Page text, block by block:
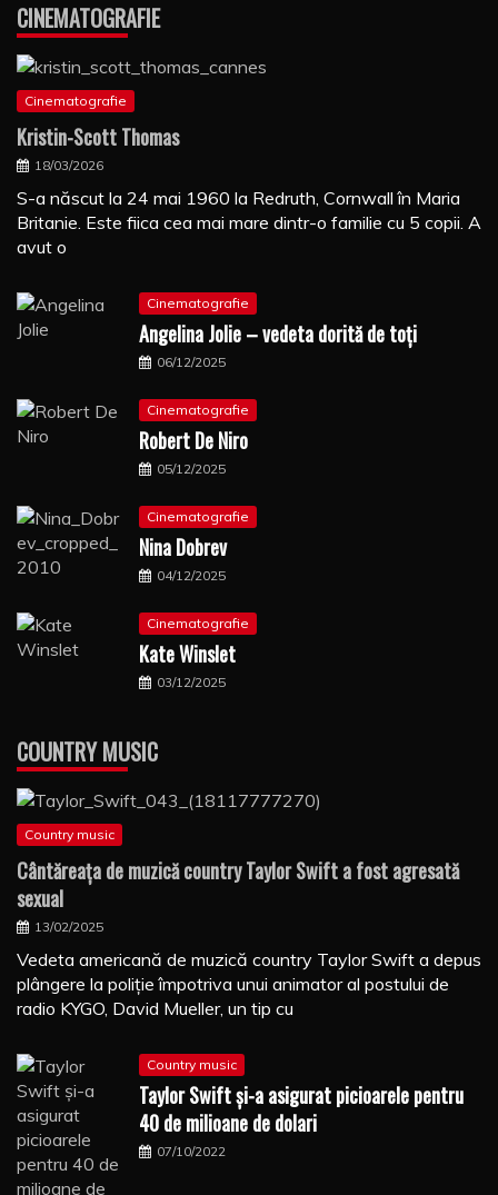
CINEMATOGRAFIE
Cinematografie
Kristin-Scott Thomas
18/03/2026
S-a născut la 24 mai 1960 la Redruth, Cornwall în Maria
Britanie. Este fiica cea mai mare dintr-o familie cu 5 copii. A
avut o
Cinematografie
Angelina Jolie – vedeta dorită de toți
06/12/2025
Cinematografie
Robert De Niro
05/12/2025
Cinematografie
Nina Dobrev
04/12/2025
Cinematografie
Kate Winslet
03/12/2025
COUNTRY MUSIC
Country music
Cântăreaţa de muzică country Taylor Swift a fost agresată
sexual
13/02/2025
Vedeta americană de muzică country Taylor Swift a depus
plângere la poliţie împotriva unui animator al postului de
radio KYGO, David Mueller, un tip cu
Country music
Taylor Swift şi-a asigurat picioarele pentru
40 de milioane de dolari
07/10/2022